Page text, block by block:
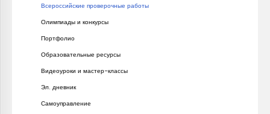
Всероссийские проверочные работы
Олимпиады и конкурсы
Портфолио
Образовательные ресурсы
Видеоуроки и мастер-классы
Эл. дневник
Самоуправление